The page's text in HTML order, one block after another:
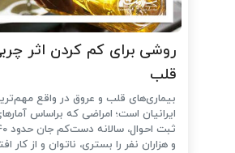
روشی برای کم کردن اثر
قلب
بیماری‌های قلب و عروق در واقع
ایرانیان است؛ امراضی که براساس
و هزاران نفر را بستری، ناتوان و از کار